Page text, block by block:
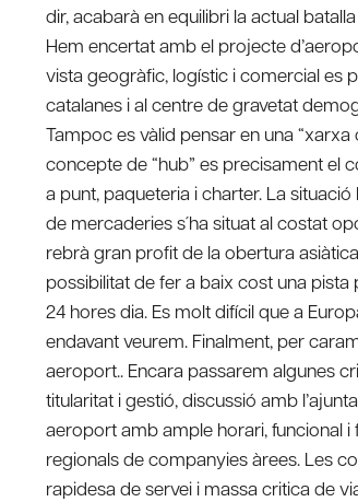
dir, acabarà en equilibri la actual
Hem encertat amb el projecte
vista geogràfic, logístic i comercial es
catalanes i al centre de gravetat
Tampoc es vàlid pensar en una
concepte de “hub” es precisament el
a punt, paqueteria i charter. La
de mercaderies s´ha situat al costat
rebrà gran profit de la obertura
possibilitat de fer a baix cost una
24 hores dia. Es molt difícil que a
endavant veurem. Finalment, per
aeroport.. Encara passarem algunes
titularitat i gestió, discussió amb
aeroport amb ample horari, funcional
regionals de companyies àrees. Les
rapidesa de servei i massa critica de